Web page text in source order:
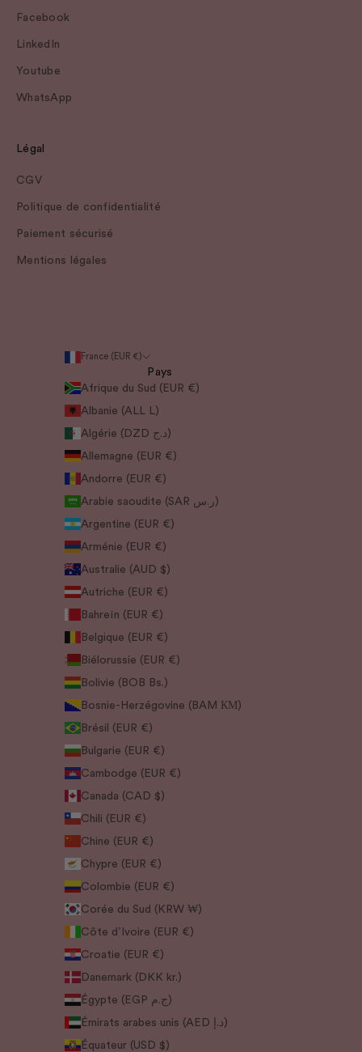
Facebook
LinkedIn
Youtube
WhatsApp
Légal
CGV
Politique de confidentialité
Paiement sécurisé
Mentions légales
France (EUR €)
Pays
Afrique du Sud (EUR €)
Albanie (ALL L)
Algérie (DZD د.ج)
Allemagne (EUR €)
Andorre (EUR €)
Arabie saoudite (SAR ر.س)
Argentine (EUR €)
Arménie (EUR €)
Australie (AUD $)
Autriche (EUR €)
Bahreïn (EUR €)
Belgique (EUR €)
Biélorussie (EUR €)
Bolivie (BOB Bs.)
Bosnie-Herzégovine (BAM КМ)
Brésil (EUR €)
Bulgarie (EUR €)
Cambodge (EUR €)
Canada (CAD $)
Chili (EUR €)
Chine (EUR €)
Chypre (EUR €)
Colombie (EUR €)
Corée du Sud (KRW ₩)
Côte d’Ivoire (EUR €)
Croatie (EUR €)
Danemark (DKK kr.)
Égypte (EGP ج.م)
Émirats arabes unis (AED د.إ)
Équateur (USD $)